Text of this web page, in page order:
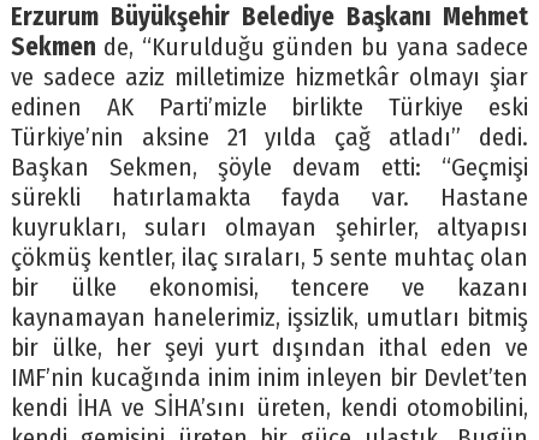
Erzurum Büyükşehir Belediye Başkanı Mehmet
Sekmen de, “Kurulduğu günden bu yana sadece
ve sadece aziz milletimize hizmetkâr olmayı şiar
edinen AK Parti’mizle birlikte Türkiye eski
Türkiye’nin aksine 21 yılda çağ atladı” dedi.
Başkan Sekmen, şöyle devam etti: “Geçmişi
sürekli hatırlamakta fayda var. Hastane
kuyrukları, suları olmayan şehirler, altyapısı
çökmüş kentler, ilaç sıraları, 5 sente muhtaç olan
bir ülke ekonomisi, tencere ve kazanı
kaynamayan hanelerimiz, işsizlik, umutları bitmiş
bir ülke, her şeyi yurt dışından ithal eden ve
IMF’nin kucağında inim inim inleyen bir Devlet’ten
kendi İHA ve SİHA’sını üreten, kendi otomobilini,